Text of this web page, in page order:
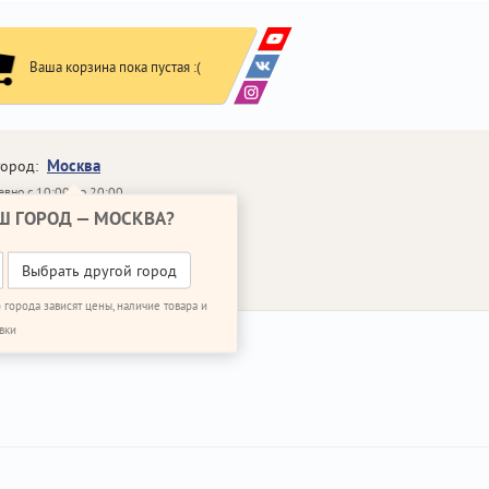
Ваша корзина пока пустая :(
Москва
ГОРОД — МОСКВА?
Выбрать другой город
зависят цены, наличие товара и
с 10:00 до 20:00
648-64-30
МНЕ